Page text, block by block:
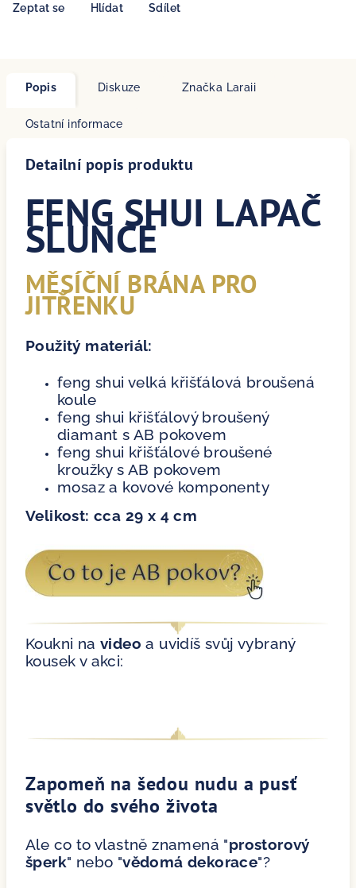
Zeptat se Hlídat Sdílet
Popis Diskuze Značka Laraii
Ostatní informace
Detailní popis produktu
FENG SHUI LAPAČ
SLUNCE
MĚSÍČNÍ BRÁNA PRO
JITŘENKU
Použitý materiál:
feng shui velká křišťálová broušená
koule
feng shui křišťálový broušený
diamant s AB pokovem
feng shui křišťálové broušené
kroužky s AB pokovem
mosaz a kovové komponenty
Velikost: cca 29 x 4 cm
Koukni na video a uvidíš svůj vybraný
kousek v akci:
Zapomeň na šedou nudu a pusť
světlo do svého života
Ale co to vlastně znamená "prostorový
šperk" nebo "vědomá dekorace"?